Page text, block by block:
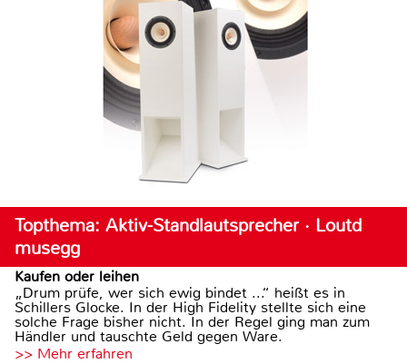
Topthema: Aktiv-Standlautsprecher · Loutd
musegg
Kaufen oder leihen
„Drum prüfe, wer sich ewig bindet ...“ heißt es in
Schillers Glocke. In der High Fidelity stellte sich eine
solche Frage bisher nicht. In der Regel ging man zum
Händler und tauschte Geld gegen Ware.
>> Mehr erfahren